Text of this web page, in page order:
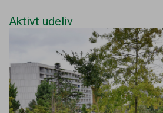
Aktivt udeliv